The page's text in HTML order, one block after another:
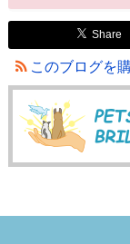
Share
このブログを